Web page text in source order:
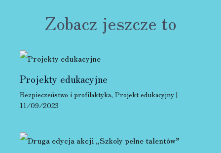
Zobacz jeszcze to
Projekty edukacyjne
Bezpieczeństwo i profilaktyka, Projekt edukacyjny |
11/09/2023